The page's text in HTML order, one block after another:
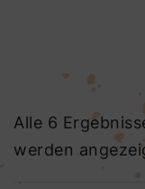
Alle 6
werden